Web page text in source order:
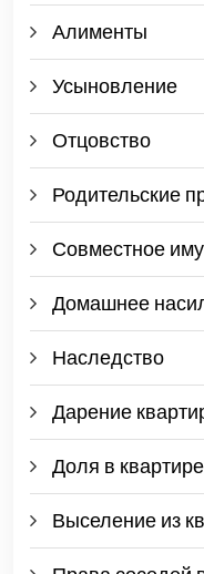
Алименты
Усыновление
Отцовство
Родительские
Совместное
Домашнее
Наследство
Дарение
Доля в квартире
Выселение из